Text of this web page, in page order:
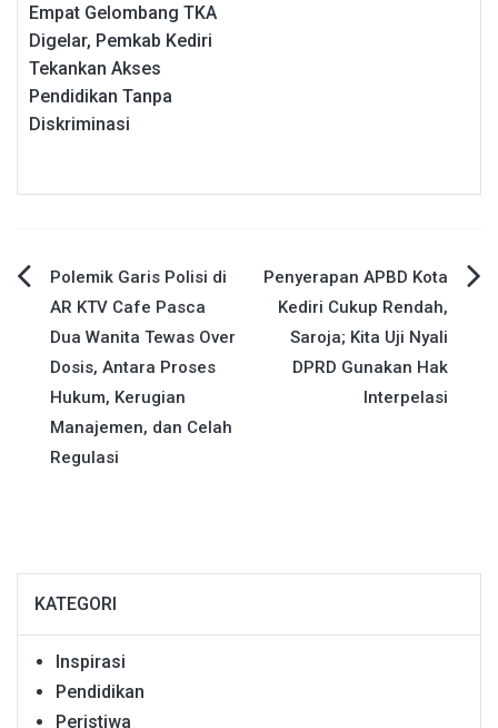
Empat Gelombang TKA
Digelar, Pemkab Kediri
Tekankan Akses
Pendidikan Tanpa
Diskriminasi
Navigasi
pos
Polemik Garis Polisi di
AR KTV Cafe Pasca
Dua Wanita Tewas Over
Dosis, Antara Proses
Hukum, Kerugian
Manajemen, dan Celah
Regulasi
Penyerapan APBD Kota
Kediri Cukup Rendah,
Saroja; Kita Uji Nyali
DPRD Gunakan Hak
Interpelasi
KATEGORI
Inspirasi
Pendidikan
Peristiwa